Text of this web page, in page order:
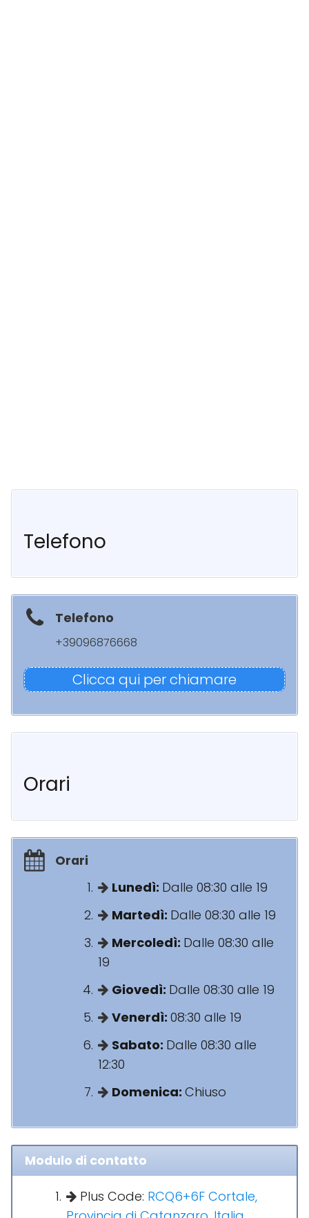
Telefono
Telefono
+39096876668
Clicca qui per chiamare
Orari
Orari
Lunedì: Dalle 08:30 alle 19
Martedì: Dalle 08:30 alle 19
Mercoledì: Dalle 08:30 alle
19
Giovedì: Dalle 08:30 alle 19
Venerdì: 08:30 alle 19
Sabato: Dalle 08:30 alle
12:30
Domenica: Chiuso
Modulo di contatto
Plus Code: RCQ6+6F Cortale,